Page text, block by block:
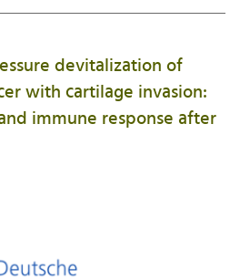
devitalization of
with cartilage invasion:
immune response after